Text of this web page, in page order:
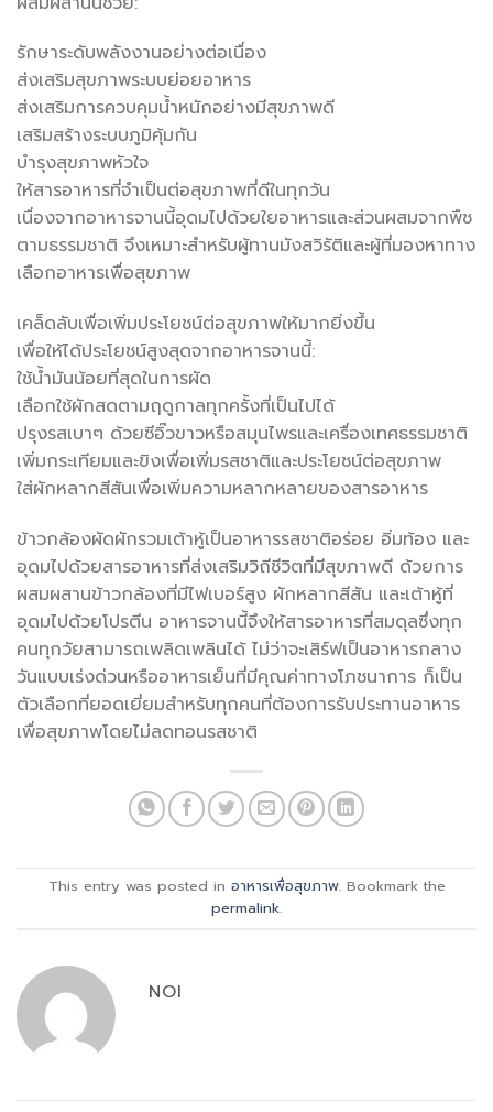
รักษาระดับพลังงานอย่างต่อเนื่อง
ส่งเสริมสุขภาพระบบย่อยอาหาร
ส่งเสริมการควบคุมน้ำหนักอย่างมีสุขภาพดี
เสริมสร้างระบบภูมิคุ้มกัน
บำรุงสุขภาพหัวใจ
ให้สารอาหารที่จำเป็นต่อสุขภาพที่ดีในทุกวัน
เนื่องจากอาหารจานนี้อุดมไปด้วยใยอาหารและส่วนผสมจากพืช
ตามธรรมชาติ จึงเหมาะสำหรับผู้ทานมังสวิรัติและผู้ที่มองหาทาง
เลือกอาหารเพื่อสุขภาพ
เคล็ดลับเพื่อเพิ่มประโยชน์ต่อสุขภาพให้มากยิ่งขึ้น
เพื่อให้ได้ประโยชน์สูงสุดจากอาหารจานนี้:
ใช้น้ำมันน้อยที่สุดในการผัด
เลือกใช้ผักสดตามฤดูกาลทุกครั้งที่เป็นไปได้
ปรุงรสเบาๆ ด้วยซีอิ๊วขาวหรือสมุนไพรและเครื่องเทศธรรมชาติ
เพิ่มกระเทียมและขิงเพื่อเพิ่มรสชาติและประโยชน์ต่อสุขภาพ
ใส่ผักหลากสีสันเพื่อเพิ่มความหลากหลายของสารอาหาร
ข้าวกล้องผัดผักรวมเต้าหู้เป็นอาหารรสชาติอร่อย อิ่มท้อง และ
อุดมไปด้วยสารอาหารที่ส่งเสริมวิถีชีวิตที่มีสุขภาพดี ด้วยการ
ผสมผสานข้าวกล้องที่มีไฟเบอร์สูง ผักหลากสีสัน และเต้าหู้ที่
อุดมไปด้วยโปรตีน อาหารจานนี้จึงให้สารอาหารที่สมดุลซึ่งทุก
คนทุกวัยสามารถเพลิดเพลินได้ ไม่ว่าจะเสิร์ฟเป็นอาหารกลาง
วันแบบเร่งด่วนหรืออาหารเย็นที่มีคุณค่าทางโภชนาการ ก็เป็น
ตัวเลือกที่ยอดเยี่ยมสำหรับทุกคนที่ต้องการรับประทานอาหาร
เพื่อสุขภาพโดยไม่ลดทอนรสชาติ
This entry was posted in อาหารเพื่อสุขภาพ. Bookmark the
permalink.
NOI